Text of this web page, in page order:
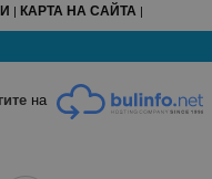
| КАРТА НА САЙТА |
на